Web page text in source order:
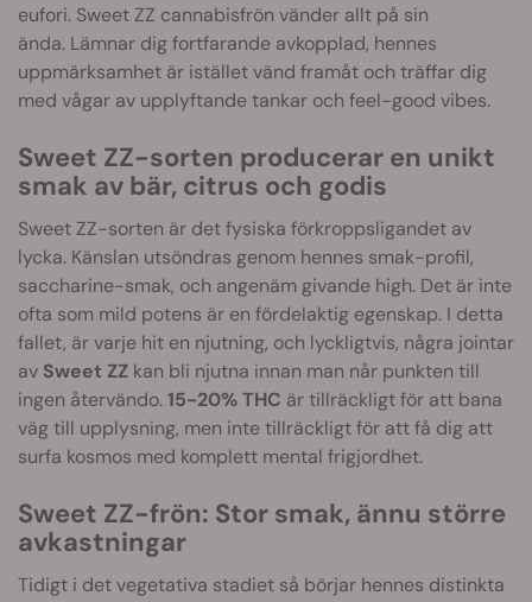
eufori. Sweet ZZ cannabisfrön vänder allt på sin
ända. Lämnar dig fortfarande avkopplad, hennes
uppmärksamhet är istället vänd framåt och träffar dig
med vågar av upplyftande tankar och feel-good vibes.
Sweet ZZ-sorten producerar en unikt
smak av bär, citrus och godis
Sweet ZZ-sorten är det fysiska förkroppsligandet av
lycka. Känslan utsöndras genom hennes smak-profil,
saccharine-smak, och angenäm givande high. Det är inte
ofta som mild potens är en fördelaktig egenskap. I detta
fallet, är varje hit en njutning, och lyckligtvis, några jointar
av Sweet ZZ kan bli njutna innan man når punkten till
ingen återvändo.15-20% THC är tillräckligt för att bana
väg till upplysning, men inte tillräckligt för att få dig att
surfa kosmos med komplett mental frigjordhet.
Sweet ZZ-frön: Stor smak, ännu större
avkastningar
Tidigt i det vegetativa stadiet så börjar hennes distinkta